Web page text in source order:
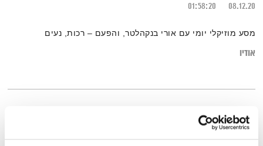
08.12.20
01:58:20
מסע מוזיקלי יומי עם אורי בנקהלטר, והפעם – רכות, נעים
אודיו